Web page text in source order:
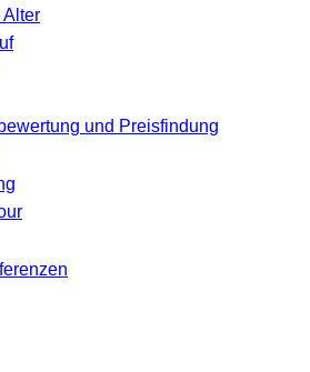
Alter
und Preisfindung